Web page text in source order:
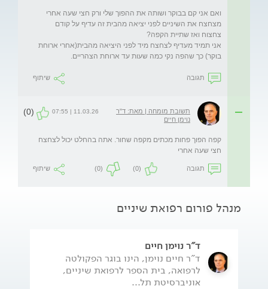
ואם אני קם בבוקר ושותה את ההפוך שלי ורק חצי שעה אחרי
מצחצח את השיניים לפני יציאה מהבית זה עדיף על קודם
אני תמיד מעדיף לצחצח מיד לפני היציאה מהבית(אחרי ארוחת
בוקר) כך שהפה נקי כמה שעות עד ארוחת הצהריים.
תגובה שיתוף
תשובת מומחה | מאת: ד"ר
נוימן חיים
11.03.26 | 07:55
(0)
קפה הפוך פחות מכתים מקפה שחור. אתה בהחלט יכול לצחצח
חצי שעה אחרי
תגובה (0)
(0) שיתוף
מנהל פורום רפואת שיניים
ד"ר נוימן חיים
ד"ר חיים נוימן, הינו בוגר הפקולטה
לרפואה, בית הספר לרפואת שיניים,
אוניברסיטת תל...